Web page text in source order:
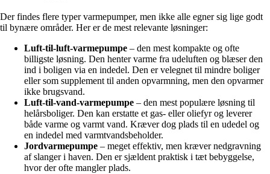
Der findes flere typer varmepumper, men ikke alle egner sig lige godt
til bynære områder. Her er de mest relevante løsninger:
Luft-til-luft-varmepumpe – den mest kompakte og ofte
billigste løsning. Den henter varme fra udeluften og blæser den
ind i boligen via en indedel. Den er velegnet til mindre boliger
eller som supplement til anden opvarmning, men den opvarmer
ikke brugsvand.
Luft-til-vand-varmepumpe – den mest populære løsning til
helårsboliger. Den kan erstatte et gas- eller oliefyr og leverer
både varme og varmt vand. Kræver dog plads til en udedel og
en indedel med varmtvandsbeholder.
Jordvarmepumpe – meget effektiv, men kræver nedgravning
af slanger i haven. Den er sjældent praktisk i tæt bebyggelse,
hvor der ofte mangler plads.